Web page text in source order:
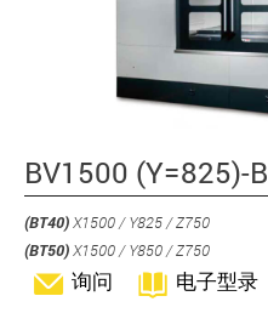
BV1500 (Y=825)-B
(BT40)X1500 / Y825 / Z750
(BT50)X1500 / Y850 / Z750
询问 电子型录